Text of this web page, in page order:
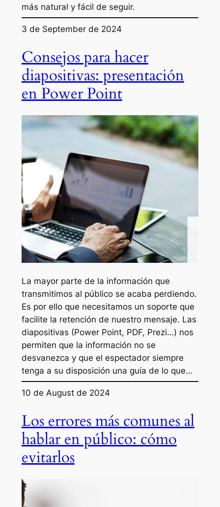
más natural y fácil de seguir.
3 de September de 2024
Consejos para hacer
diapositivas: presentación
en Power Point
La mayor parte de la información que
transmitimos al público se acaba perdiendo.
Es por ello que necesitamos un soporte que
facilite la retención de nuestro mensaje. Las
diapositivas (Power Point, PDF, Prezi…) nos
permiten que la información no se
desvanezca y que el espectador siempre
tenga a su disposición una guía de lo que…
10 de August de 2024
Los errores más comunes al
hablar en público: cómo
evitarlos